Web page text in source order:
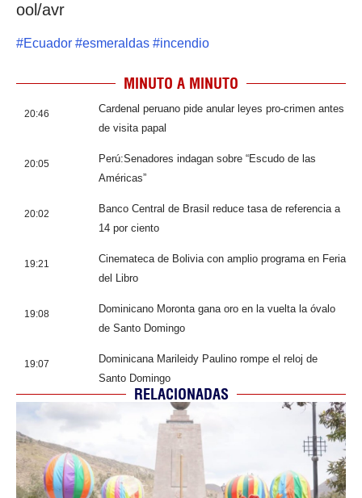
ool/avr
#Ecuador #esmeraldas #incendio
MINUTO A MINUTO
20:46
Cardenal peruano pide anular leyes pro-crimen antes
de visita papal
20:05
Perú:Senadores indagan sobre “Escudo de las
Américas”
20:02
Banco Central de Brasil reduce tasa de referencia a
14 por ciento
19:21
Cinemateca de Bolivia con amplio programa en Feria
del Libro
19:08
Dominicano Moronta gana oro en la vuelta la óvalo
de Santo Domingo
19:07
Dominicana Marileidy Paulino rompe el reloj de
Santo Domingo
RELACIONADAS